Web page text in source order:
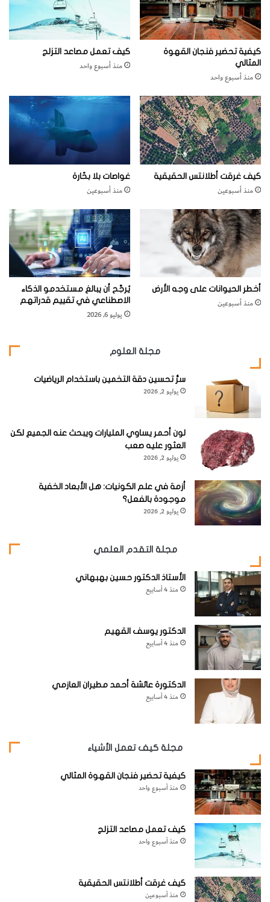
a
t
a
n
i
m
p
a
c
t
كيفية تحضير فنجان القهوة
المثالي
منذ أسبوع واحد
كيف تعمل مصاعد التزلج
منذ أسبوع واحد
كيف غرقت أطلانتس الحقيقية
منذ أسبوعين
غواصات بلا بحّارة
منذ أسبوعين
أخطر الحيوانات على وجه الأرض
منذ أسبوعين
يُرجَّح أن يبالغ مستخدمو الذكاء
الاصطناعي في تقييم قدراتهم
يوليو 6, 2026
مجلة العلوم
سرُّ تحسين دقة التخمين باستخدام الرياضيات
يوليو 2, 2026
لون أحمر يساوي المليارات ويبحث عنه الجميع لكن
العثور عليه صعب
يوليو 2, 2026
أزمة في علم الكونيات: هل الأبعاد الخفية
موجودة بالفعل؟
يوليو 2, 2026
مجلة التقدم العلمي
الأستاذ الدكتور حسين بهبهاني
منذ 4 أسابيع
الدكتور يوسف القهيم
منذ 4 أسابيع
الدكتورة عائشة أحمد مطيران العازمي
منذ 4 أسابيع
مجلة كيف تعمل الأشياء
كيفية تحضير فنجان القهوة المثالي
منذ أسبوع واحد
كيف تعمل مصاعد التزلج
منذ أسبوع واحد
كيف غرقت أطلانتس الحقيقية
منذ أسبوعين